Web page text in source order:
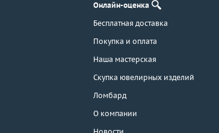
Онлайн-оценка
Бесплатная доставка
Покупка и оплата
Наша мастерская
Скупка ювелирных изделий
Ломбард
О компании